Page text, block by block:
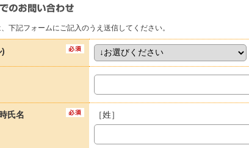
下記フォームにご記入のうえ送信してください。
)
氏名 ［姓］